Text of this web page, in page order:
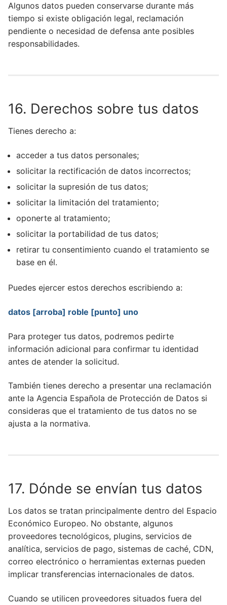
Algunos datos pueden conservarse durante más
tiempo si existe obligación legal, reclamación
pendiente o necesidad de defensa ante posibles
responsabilidades.
16. Derechos sobre tus datos
Tienes derecho a:
acceder a tus datos personales;
solicitar la rectificación de datos incorrectos;
solicitar la supresión de tus datos;
solicitar la limitación del tratamiento;
oponerte al tratamiento;
solicitar la portabilidad de tus datos;
retirar tu consentimiento cuando el tratamiento se
base en él.
Puedes ejercer estos derechos escribiendo a:
datos [arroba] roble [punto] uno
Para proteger tus datos, podremos pedirte
información adicional para confirmar tu identidad
antes de atender la solicitud.
También tienes derecho a presentar una reclamación
ante la Agencia Española de Protección de Datos si
consideras que el tratamiento de tus datos no se
ajusta a la normativa.
17. Dónde se envían tus datos
Los datos se tratan principalmente dentro del Espacio
Económico Europeo. No obstante, algunos
proveedores tecnológicos, plugins, servicios de
analítica, servicios de pago, sistemas de caché, CDN,
correo electrónico o herramientas externas pueden
implicar transferencias internacionales de datos.
Cuando se utilicen proveedores situados fuera del